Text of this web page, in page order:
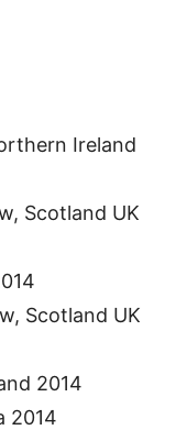
Ireland
Scotland UK
Scotland UK
2014
2014